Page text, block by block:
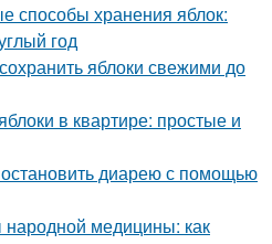
способы хранения яблок:
год
яблоки свежими до
в квартире: простые и
остановить диарею с помощью
медицины: как